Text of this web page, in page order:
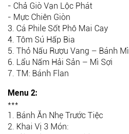
- Chả Giò Vạn Lộc Phát
- Mực Chiên Giòn
3. Cá Phile Sốt Phô Mai Cay
4. Tôm Sú Hấp Bia
5. Thỏ Nấu Rượu Vang – Bánh Mì
6. Lẩu Nấm Hải Sản – Mì Sợi
7. TM: Bánh Flan
Menu 2:
***
1. Bánh Ăn Nhẹ Trước Tiệc
2. Khai Vị 3 Món: